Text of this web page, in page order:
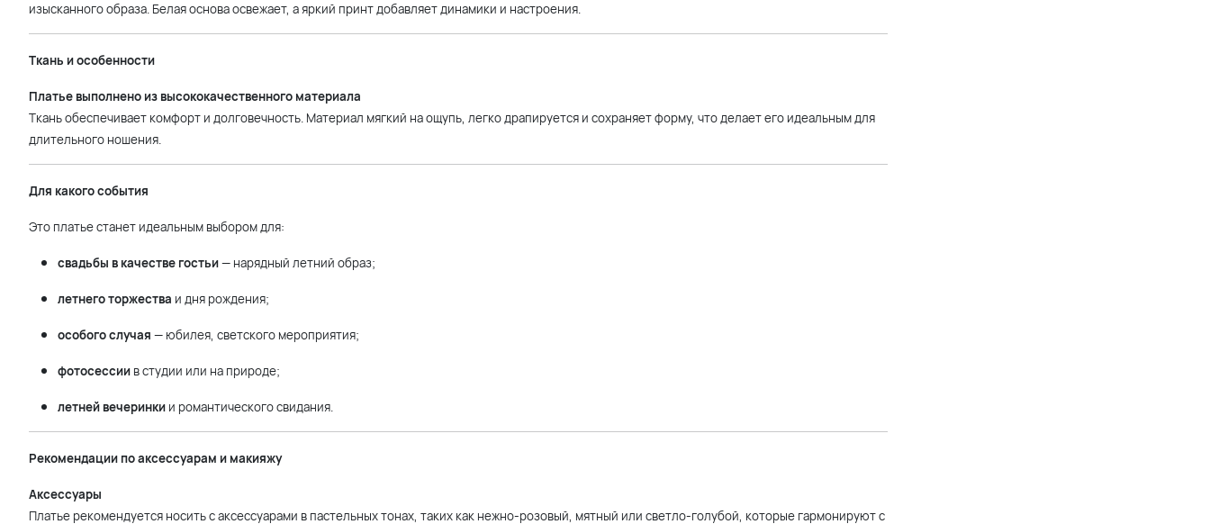
изысканного образа. Белая основа освежает, а яркий принт добавляет динамики и настроения.
Ткань и особенности
Платье выполнено из высококачественного материала
Ткань обеспечивает комфорт и долговечность. Материал мягкий на ощупь, легко драпируется и сохраняет форму, что делает его идеальным для
длительного ношения.
Для какого события
Это платье станет идеальным выбором для:
свадьбы в качестве гостьи— нарядный летний образ;
летнего торжества и дня рождения;
особого случая — юбилея, светского мероприятия;
фотосессии в студии или на природе;
летней вечеринки и романтического свидания.
Рекомендации по аксессуарам и макияжу
Аксессуары
Платье рекомендуется носить с аксессуарами в пастельных тонах, таких как нежно-розовый, мятный или светло-голубой, которые гармонируют с